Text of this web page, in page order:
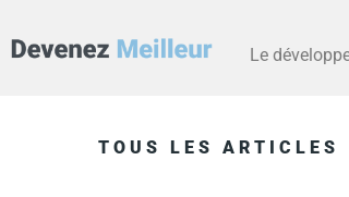
Le
TOUS LES ARTICLES